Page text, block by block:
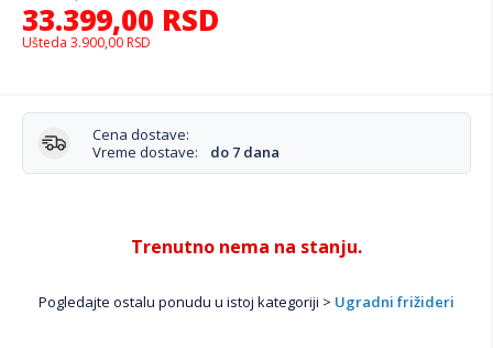
33.399,00 RSD
Ušteda 3.900,00 RSD
Cena dostave:
Vreme dostave:
do 7 dana
Trenutno nema na stanju.
Pogledajte ostalu ponudu u istoj kategoriji > Ugradni frižideri